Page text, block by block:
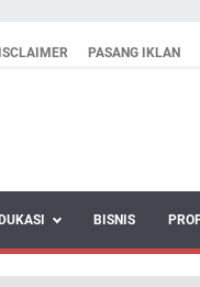
PASANG IKLAN
BISNIS